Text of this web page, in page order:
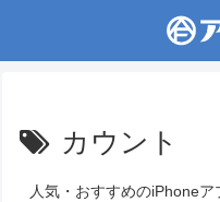
カウント
人気・おすすめのiPhone